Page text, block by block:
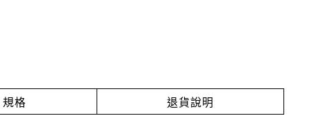
規格 退貨說明